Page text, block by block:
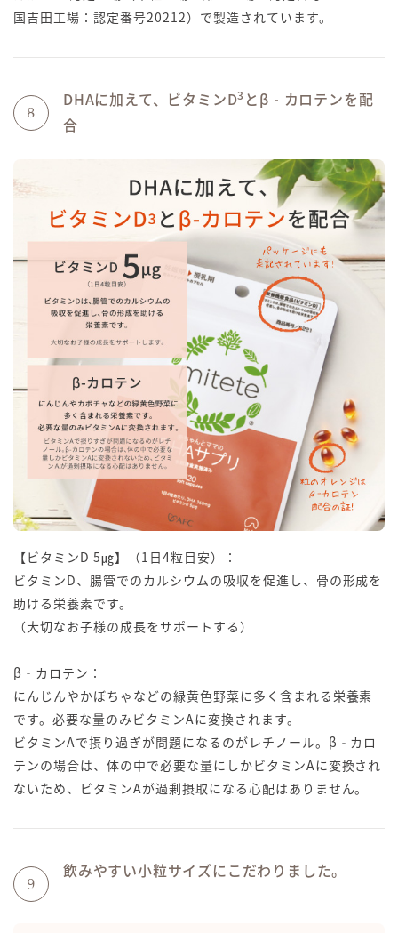
国吉田工場：認定番号20212）で製造されています。
8
DHAに加えて、ビタミンD3 とβ‐カロテンを配
合
【ビタミンD 5㎍】（1日4粒目安）：
ビタミンD、腸管でのカルシウムの吸収を促進し、骨の形成を
助ける栄養素です。
（大切なお子様の成長をサポートする）
β‐カロテン：
にんじんやかぼちゃなどの緑黄色野菜に多く含まれる栄養素
です。必要な量のみビタミンAに変換されます。
ビタミンAで摂り過ぎが問題になるのがレチノール。β‐カロ
テンの場合は、体の中で必要な量にしかビタミンAに変換され
ないため、ビタミンAが過剰摂取になる心配はありません。
9
飲みやすい小粒サイズにこだわりました。